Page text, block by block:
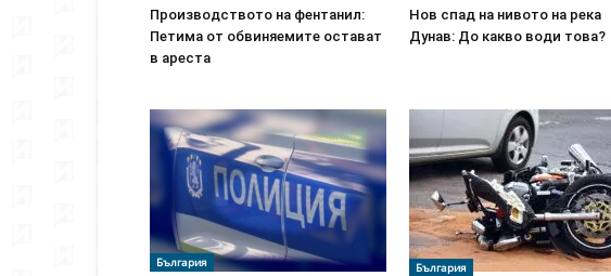
Производството на фентанил:
Петима от обвиняемите остават
в ареста
Нов спад на нивото на река
Дунав: До какво води това?
България България